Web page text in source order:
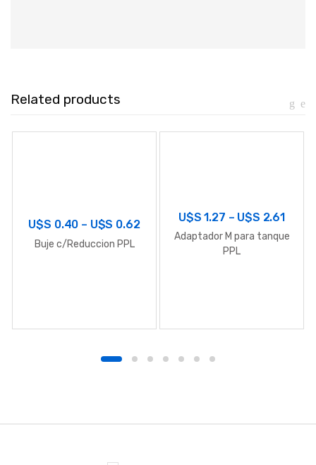
Related products
U$S 0.40 – U$S 0.62
Buje c/Reduccion PPL
U$S1.27 – U$S 2.61
Adaptador M para tanque
PPL